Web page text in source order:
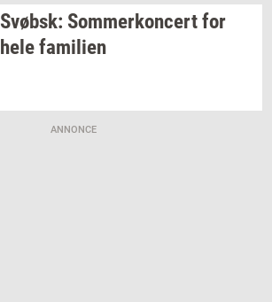
Svøbsk: Som­mer­kon­certfor
helefa­mi­li­en
ANNONCE